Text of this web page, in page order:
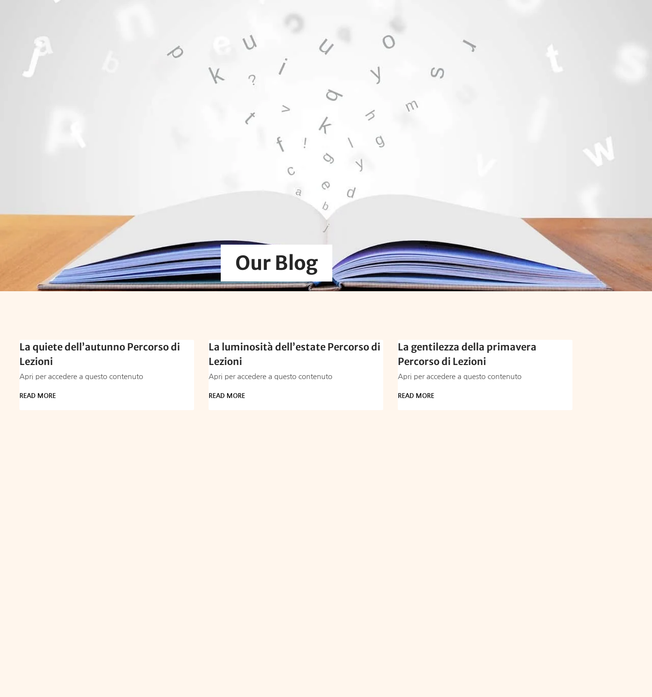
Our Blog
La quiete dell’autunno Percorso di
Lezioni
Apri per accedere a questo contenuto
READ MORE
La luminosità dell’estate Percorso di
Lezioni
Apri per accedere a questo contenuto
READ MORE
La gentilezza della primavera
Percorso di Lezioni
Apri per accedere a questo contenuto
READ MORE